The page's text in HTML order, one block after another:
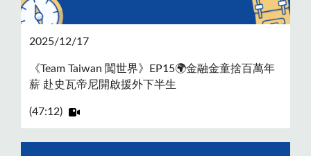
2025/12/17
《Team Taiwan 闖世界》EP15🌍金融金童捨百萬年
薪 赴史瓦帝尼開啟援外下半生
(47:12)